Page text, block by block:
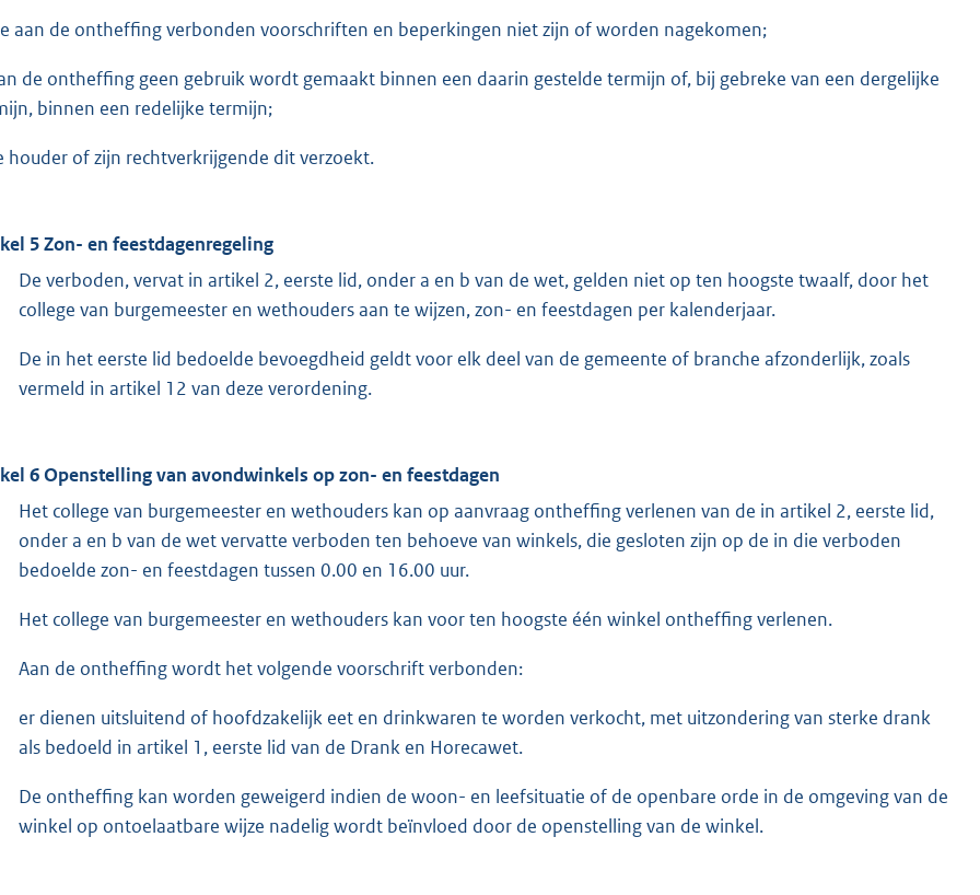
aan de ontheffing verbonden voorschriften en beperkingen niet zijn of worden nagekomen;
de ontheffing geen gebruik wordt gemaakt binnen een daarin gestelde termijn of, bij gebreke van een dergelijke
binnen een redelijke termijn;
houder of zijn rechtverkrijgende dit verzoekt.
5 Zon- en feestdagenregeling
De verboden, vervat in artikel 2, eerste lid, onder a en b van de wet, gelden niet op ten hoogste twaalf, door het
college van burgemeester en wethouders aan te wijzen, zon- en feestdagen per kalenderjaar.
De in het eerste lid bedoelde bevoegdheid geldt voor elk deel van de gemeente of branche afzonderlijk, zoals
vermeld in artikel 12 van deze verordening.
6 Openstelling van avondwinkels op zon- en feestdagen
Het college van burgemeester en wethouders kan op aanvraag ontheffing verlenen van de in artikel 2, eerste lid,
onder a en b van de wet vervatte verboden ten behoeve van winkels, die gesloten zijn op de in die verboden
bedoelde zon- en feestdagen tussen 0.00 en 16.00 uur.
Het college van burgemeester en wethouders kan voor ten hoogste één winkel ontheffing verlenen.
Aan de ontheffing wordt het volgende voorschrift verbonden:
er dienen uitsluitend of hoofdzakelijk eet en drinkwaren te worden verkocht, met uitzondering van sterke drank
als bedoeld in artikel 1, eerste lid van de Drank en Horecawet.
De ontheffing kan worden geweigerd indien de woon- en leefsituatie of de openbare orde in de omgeving van de
winkel op ontoelaatbare wijze nadelig wordt beïnvloed door de openstelling van de winkel.